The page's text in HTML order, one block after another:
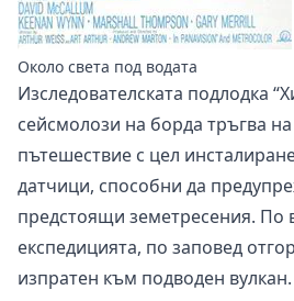
Около света под водата
Изследователската подлодка
сейсмолози на борда тръгва
пътешествие с цел
датчици, способни да
предстоящи земетресения. По
експедицията, по заповед
изпратен към подводен вулкан.